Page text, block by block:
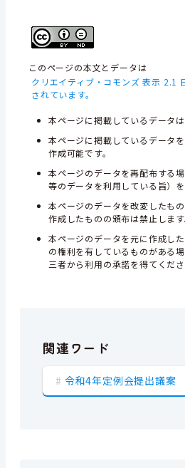
このページの本文とデータは
クリエイティブ・コモンズ 表示 2.1
されています。
本ページに掲載しているデータ
本ページに掲載しているデータ
作成可能です。
本ページのデータを再配布する
等のデータを利用している旨）を
本ページのデータを改変したも
作成したものの頒布は禁止します
本ページのデータを元に作成し
の権利を有しているものがある
三者から利用の承諾を得てくださ
関連ワード
令和4年定例会提出議案